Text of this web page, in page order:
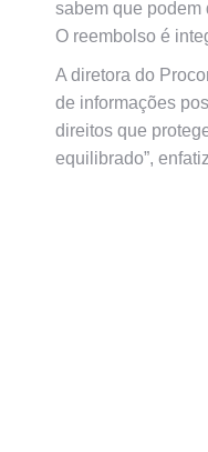
sabem que podem
O reembolso é
A diretora do
de informações
direitos que
equilibrado”,